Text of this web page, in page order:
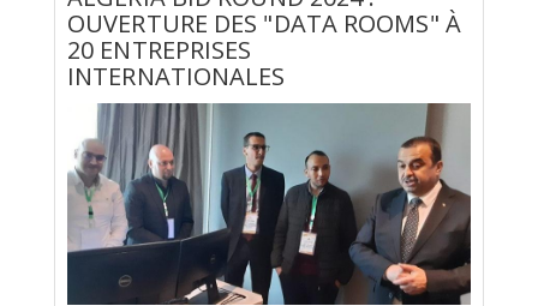
OUVERTURE DES "DATA ROOMS" À
20 ENTREPRISES
INTERNATIONALES